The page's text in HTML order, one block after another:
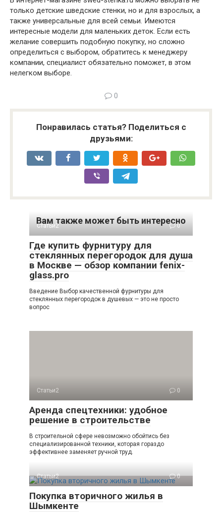
только детские шведские стенки, но и для взрослых, а
также универсальные для всей семьи. Имеются
интересные модели для маленьких деток. Если есть
желание совершить подобную покупку, но сложно
определиться с выбором, обратитесь к менеджеру
компании, специалист обязательно поможет, в этом
нелегком выборе.
0
Понравилась статья? Поделиться с
друзьями:
Вам также может быть интересно
Статьи2 0
Где купить фурнитуру для
стеклянных перегородок для душа
в Москве — обзор компании fenix-
glass.pro
Введение Выбор качественной фурнитуры для
стеклянных перегородок в душевых — это не просто
вопрос
Статьи2 0
Аренда спецтехники: удобное
решение в строительстве
В строительной сфере невозможно обойтись без
специализированной техники, которая гораздо
эффективнее заменяет ручной труд.
Статьи2 0
Покупка вторичного жилья в
Шымкенте